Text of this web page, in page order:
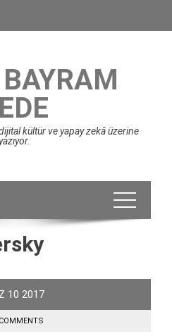
kültür ve yapay zekâ üzerine
10 2017